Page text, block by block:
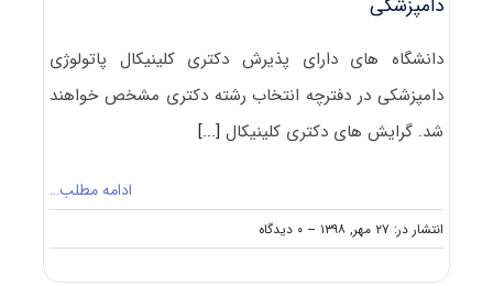
داﻣﭙﺰشکی
دانشگاه های دارای پذیرش دکتری کلینیکال ﭘﺎﺗﻮﻟﻮژی
داﻣﭙﺰشکی در دفترچه انتخاب رشته دکتری مشخص خواهند
شد. گرایش های دکتری کلینیکال[...]
ادامه مطلب…
انتشار در: ۲۷ مهر, ۱۳۹۸ -- ۰ دیدگاه
on
دانشگاه